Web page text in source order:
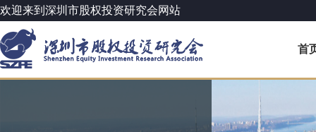
欢迎来到深圳市股权投资研究会网站
首